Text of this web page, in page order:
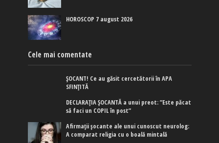
HOROSCOP 7 august 2026
Cele mai comentate
ȘOCANT! Ce au găsit cercetătorii în APA
SFINȚITĂ
DECLARAȚIA ȘOCANTĂ a unui preot: ”Este păcat
să faci un COPIL în post”
Afirmaţii şocante ale unui cunoscut neurolog:
A comparat religia cu o boală mintală